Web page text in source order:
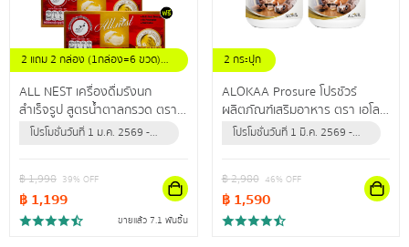
2 แถม 2 กล่อง (1กล่อง=6 ขวด)
ขนาดขวดละ 42 มล.
ALL NEST เครื่องดื่มรังนก
สำเร็จรูป สูตรน้ำตาลกรวด ตรา
ออลล์เนสท์ คัดสรรรังนกแท้
โปรโมชั่นวันที่ 1 ม.ค. 2569 -
฿1,998 39% OFF
฿1,199
ขายแล้ว 7.1 พันชิ้น
2 กระปุก
ALOKAA Prosure โปรชัวร์
ผลิตภัณฑ์เสริมอาหาร ตรา เอโล
ค่า โปรตีนช่วยเสริมสร้างกล้าม
โปรโมชั่นวันที่ 1 มี.ค. 2569 -
฿2,980 46% OFF
฿1,590